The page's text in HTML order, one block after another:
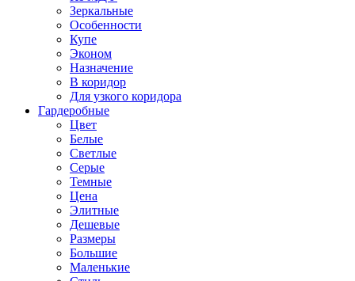
Зеркальные
Особенности
Купе
Эконом
Назначение
В коридор
Для узкого коридора
Гардеробные
Цвет
Белые
Светлые
Серые
Темные
Цена
Элитные
Дешевые
Размеры
Большие
Маленькие